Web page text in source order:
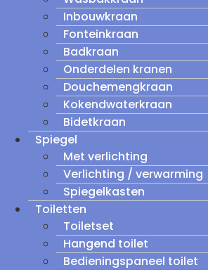
Inbouwkraan
Fonteinkraan
Badkraan
Onderdelen kranen
Douchemengkraan
Kokendwaterkraan
Bidetkraan
Spiegel
Met verlichting
Verlichting / verwarming
Spiegelkasten
Toiletten
Toiletset
Hangend toilet
Bedieningspaneel toilet